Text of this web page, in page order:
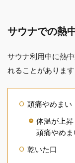
サウナでの熱
サウナ利用中に熱
れることがあります
頭痛やめまい
体温が上昇
頭痛やめま
乾いた口